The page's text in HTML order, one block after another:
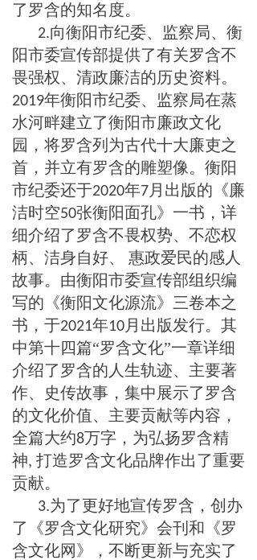
了罗含的知名度。
2.向衡阳市纪委、监察局、衡
阳市委宣传部提供了有关罗含不
畏强权、清政廉洁的历史资料。
2019年衡阳市纪委、监察局在蒸
水河畔建立了衡阳市廉政文化
园，将罗含列为古代十大廉吏之
首，并立有罗含的雕塑像。衡阳
市纪委还于2020年7 月出版的《廉
洁时空50张衡阳面孔》一书，详
细介绍了罗含不畏权势、不恋权
柄、洁身自好、
惠政爱民的感人
故事。由衡阳市委宣传部组织编
写的《衡阳文化源流》三卷本之
书，于2021年10 月出版发行。其
中第十四篇“罗含文化”一章详细
介绍了罗含的人生轨迹、主要著
作、史传故事，集中展示了罗含
的文化价值、主要贡献等内容，
全篇大约8万字，为弘扬罗含精
神, 打造罗含文化品牌作出了重要
贡献。
3.为了更好地宣传罗含，创办
了《罗含文化研究》会刊和《罗
含文化网》，不断更新与充实了